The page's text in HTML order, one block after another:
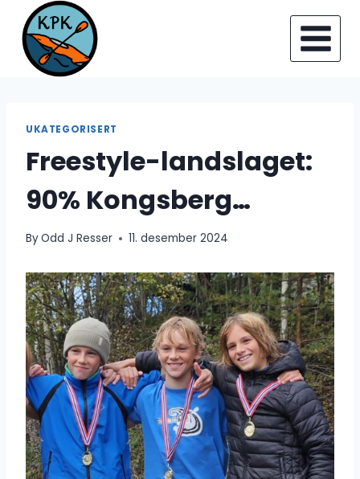
content
UKATEGORISERT
Freestyle-landslaget:
90% Kongsberg…
ByOdd J Resser 11. desember 2024